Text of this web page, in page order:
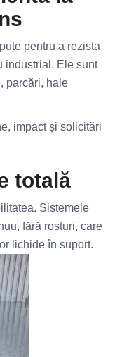
pentru a rezista
industrial. Ele sunt
parcări, hale
impact și solicitări
totală
Sistemele
fără rosturi, care
lichide în suport.